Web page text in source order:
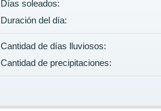
Días soleados:
Duración del día:
Cantidad de días lluviosos:
Cantidad de precipitaciones: